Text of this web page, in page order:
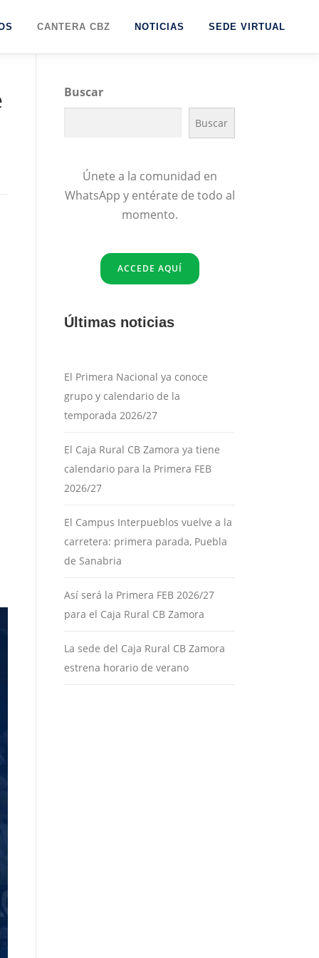
CANTERA CBZ NOTICIAS SEDE VIRTUAL
Buscar
Buscar
Únete a la comunidad en
WhatsApp y entérate de todo al
momento.
ACCEDE AQUÍ
Últimas noticias
El Primera Nacional ya conoce
grupo y calendario de la
temporada 2026/27
El Caja Rural CB Zamora ya tiene
calendario para la Primera FEB
2026/27
El Campus Interpueblos vuelve a la
carretera: primera parada, Puebla
de Sanabria
Así será la Primera FEB 2026/27
para el Caja Rural CB Zamora
La sede del Caja Rural CB Zamora
estrena horario de verano